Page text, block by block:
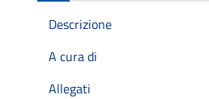
Descrizione
A cura di
Allegati